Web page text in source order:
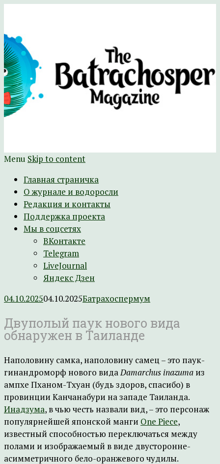
The Batrachospermum Magazine
Батрахоспермум (официальный сайт)
Menu Skip to content
Главная страничка
О журнале и водоросли
Редакция и контакты
Поддержка проекта
Мы в соцсетях
ВКонтакте
Telegram
LiveJournal
Яндекс Дзен
04.10.202504.10.2025Батрахоспермум
Двуполый паук нового вида
обнаружен в Таиланде
Наполовину самка, наполовину самец – это паук-
гинандроморф нового видаDamarchus inazuma из
ампхе Пханом-Тхуан (будь здоров, спасибо) в
провинции Канчанабури на западе Таиланда.
Инадзума, в чью честь назвали вид, – это персонаж
популярнейшей японской манги One Piece,
известный способностью переключаться между
полами и изображаемый в виде двусторонне-
асимметричного бело-оранжевого чудилы.